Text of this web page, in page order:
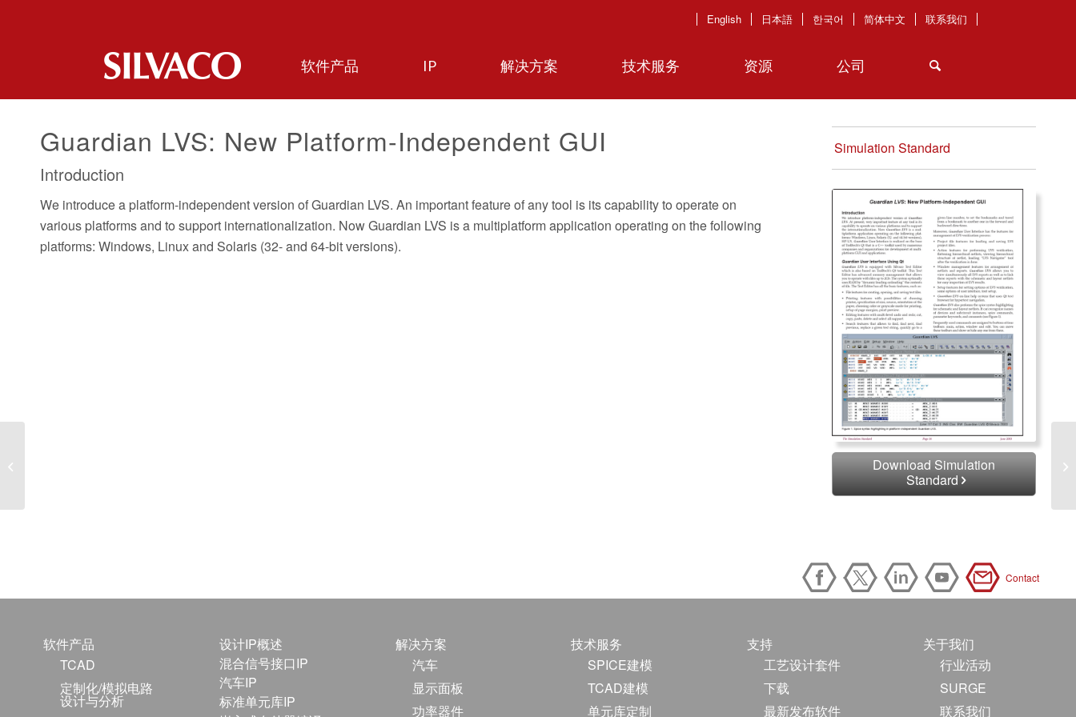
软件产品 IP 解决方案 技术服务 资源 公司
English 日本語 한국어 简体中文 联系我们
Guardian LVS: New Platform-Independent GUI
Introduction
We introduce a platform-independent version of Guardian LVS. An important feature of any tool is its capability to operate on
various platforms and to support internationalization. Now Guardian LVS is a multiplatform application operating on the following
platforms: Windows, Linux and Solaris (32- and 64-bit versions).
Simulation Standard
Download Simulation
Standard
Contact
软件产品
TCAD
定制化/模拟电路
设计与分析
设计IP概述
混合信号接口IP
汽车IP
标准单元库IP
解决方案
汽车
显示面板
功率器件
技术服务
SPICE建模
TCAD建模
单元库定制
支持
工艺设计套件
下载
最新发布软件
关于我们
行业活动
SURGE
联系我们